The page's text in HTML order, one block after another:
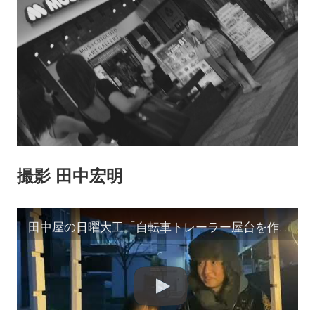
撮影 田中宏明
田中屋の日曜大工「自転車トレーラー屋台を作る」田中屋の峠COFFEE